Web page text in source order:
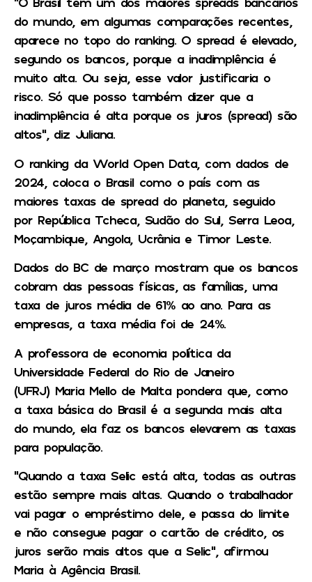
do mundo, em algumas comparações recentes,
aparece no topo do ranking. O spread é elevado,
segundo os bancos, porque a inadimplência é
muito alta. Ou seja, esse valor justificaria o
risco. Só que posso também dizer que a
inadimplência é alta porque os juros (spread) são
altos”, diz Juliana.
O ranking da World Open Data, com dados de
2024, coloca o Brasil como o país com as
maiores taxas de spread do planeta, seguido
por República Tcheca, Sudão do Sul, Serra Leoa,
Moçambique, Angola, Ucrânia e Timor Leste.
Dados do BC de março mostram que os bancos
cobram das pessoas físicas, as famílias, uma
taxa de juros média de 61% ao ano. Para as
empresas, a taxa média foi de 24%.
A professora de economia política da
Universidade Federal do Rio de Janeiro
(UFRJ) Maria Mello de Malta pondera que, como
a taxa básica do Brasil é a segunda mais alta
do mundo, ela faz os bancos elevarem as taxas
para população.
“Quando a taxa Selic está alta, todas as outras
estão sempre mais altas. Quando o trabalhador
vai pagar o empréstimo dele, e passa do limite
e não consegue pagar o cartão de crédito, os
juros serão mais altos que a Selic”, afirmou
Maria à Agência Brasil.